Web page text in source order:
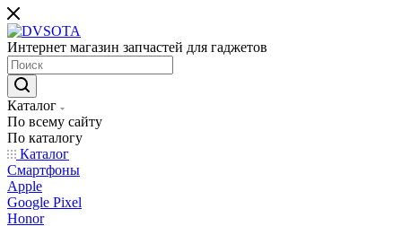
Интернет магазин запчастей для гаджетов
Каталог
По всему сайту
По каталогу
Каталог
Смартфоны
Apple
Google Pixel
Honor